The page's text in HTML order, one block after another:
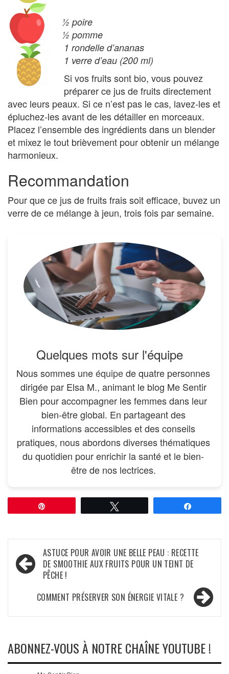
½ poire
½ pomme
1 rondelle d’ananas
1 verre d’eau (200 ml)
Si vos fruits sont bio, vous pouvez
préparer ce jus de fruits directement
avec leurs peaux. Si ce n’est pas le cas, lavez-les et
épluchez-les avant de les détailler en morceaux.
Placez l’ensemble des ingrédients dans un blender
et mixez le tout brièvement pour obtenir un mélange
harmonieux.
Recommandation
Pour que ce jus de fruits frais soit efficace, buvez un
verre de ce mélange à jeun, trois fois par semaine.
Quelques mots sur l'équipe
Nous sommes uneéquipede quatre personnes
dirigée par Elsa M., animant le blog Me Sentir
Bien pour accompagner les femmes dans leur
bien-être global. En partageant des
informations accessibles et des conseils
pratiques, nous abordons diverses thématiques
du quotidien pour enrichir la santé et le bien-
être de nos lectrices.
Navigation
de
l’article
ASTUCE POUR AVOIR UNE BELLE PEAU : RECETTE
DE SMOOTHIE AUX FRUITS POUR UN TEINT DE
PÊCHE !
COMMENT PRÉSERVER SON ÉNERGIE VITALE ?
ABONNEZ-VOUS À NOTRE CHAÎNE YOUTUBE !